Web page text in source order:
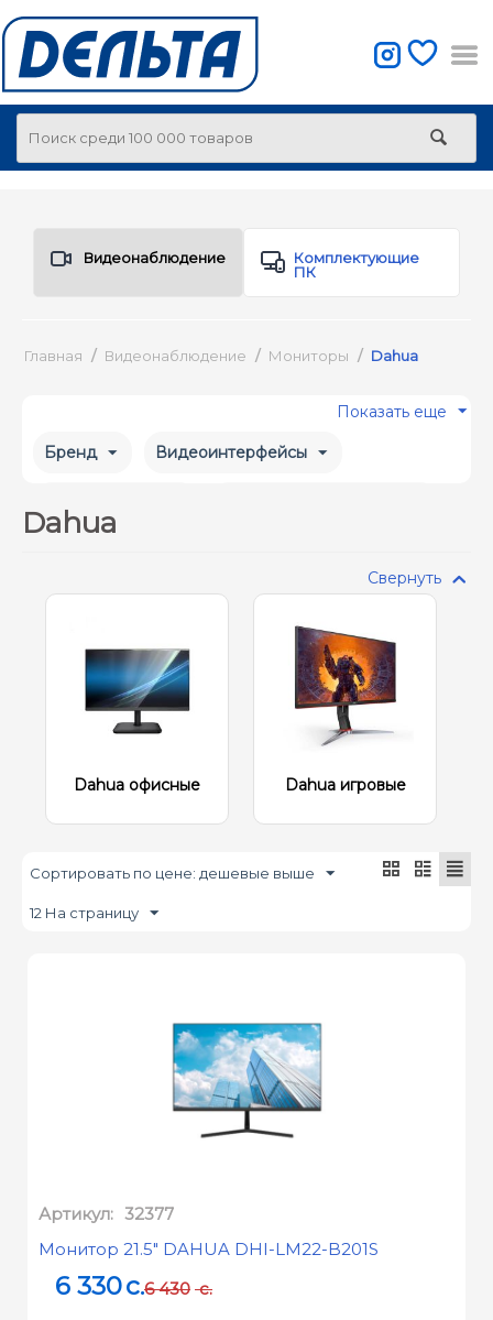
Видеонаблюдение
Комплектующие
ПК
Главная / Видеонаблюдение / Мониторы / Dahua
Показать еще
Бренд Видеоинтерфейсы
Максимальная частота обновления экрана
Максимальное разрешение
Технология изготовления матрицы
Dahua
Свернуть
Dahua офисные Dahua игровые
Сортировать по цене: дешевые выше
12 На страницу
Артикул: 32377
Монитор 21.5" DAHUA DHI-LM22-B201S
6 330c.6 430 c.